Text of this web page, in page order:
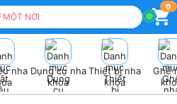
MỘT NƠI
0
nha Dụng cụ nha
khoa
Thiết bị nha
khoa
Ghế